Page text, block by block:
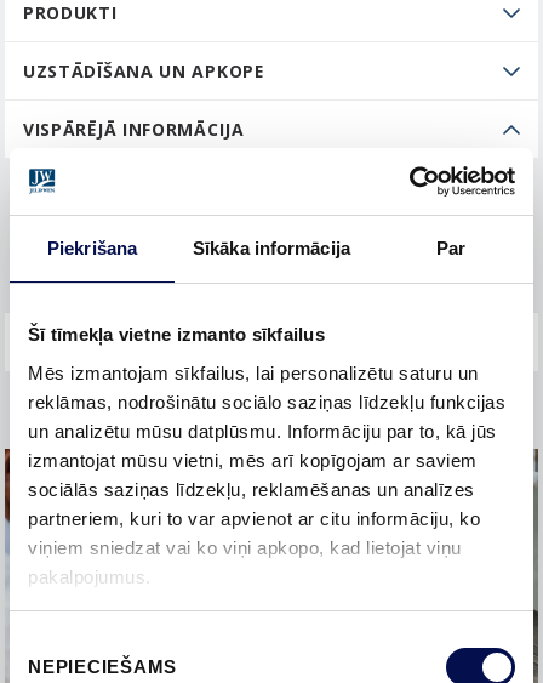
Piekrišana Sīkāka informācija Par
Šī tīmekļa vietne izmanto sīkfailus
Mēs izmantojam sīkfailus, lai personalizētu saturu un
reklāmas, nodrošinātu sociālo saziņas līdzekļu funkcijas
un analizētu mūsu datplūsmu. Informāciju par to, kā jūs
izmantojat mūsu vietni, mēs arī kopīgojam ar saviem
sociālās saziņas līdzekļu, reklamēšanas un analīzes
partneriem, kuri to var apvienot ar citu informāciju, ko
viņiem sniedzat vai ko viņi apkopo, kad lietojat viņu
pakalpojumus.
izvēle
NEPIECIEŠAMS
PRODUKTI
UZSTĀDĪŠANA UN APKOPE
VISPĀRĒJĀ INFORMĀCIJA
Garantija